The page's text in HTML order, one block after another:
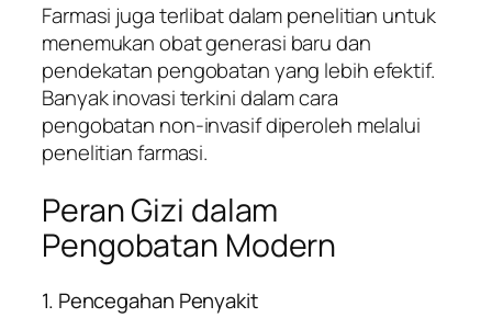
Farmasi juga terlibat dalam penelitian untuk
menemukan obat generasi baru dan
pendekatan pengobatan yang lebih efektif.
Banyak inovasi terkini dalam cara
pengobatan non-invasif diperoleh melalui
penelitian farmasi.
Peran Gizi dalam
Pengobatan Modern
1. Pencegahan Penyakit